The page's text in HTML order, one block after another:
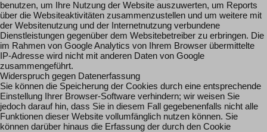
benutzen, um Ihre Nutzung der Website auszuwerten, um Reports
über die Websiteaktivitäten zusammenzustellen und um weitere mit
der Websitenutzung und der Internetnutzung verbundene
Dienstleistungen gegenüber dem Websitebetreiber zu erbringen. Die
im Rahmen von Google Analytics von Ihrem Browser übermittelte
IP-Adresse wird nicht mit anderen Daten von Google
zusammengeführt.
Widerspruch gegen Datenerfassung
Sie können die Speicherung der Cookies durch eine entsprechende
Einstellung Ihrer Browser-Software verhindern; wir weisen Sie
jedoch darauf hin, dass Sie in diesem Fall gegebenenfalls nicht alle
Funktionen dieser Website vollumfänglich nutzen können. Sie
können darüber hinaus die Erfassung der durch den Cookie